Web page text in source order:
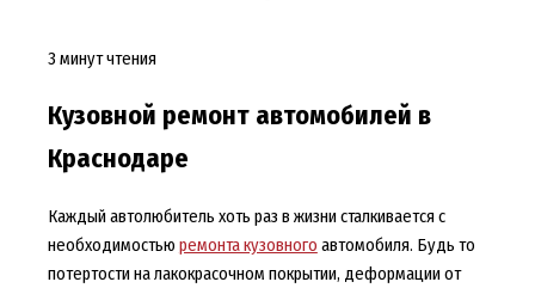
3 минут чтения
Кузовной ремонт автомобилей в
Краснодаре
Каждый автолюбитель хоть раз в жизни сталкивается с
необходимостью ремонта кузовного автомобиля. Будь то
потертости на лакокрасочном покрытии, деформации от